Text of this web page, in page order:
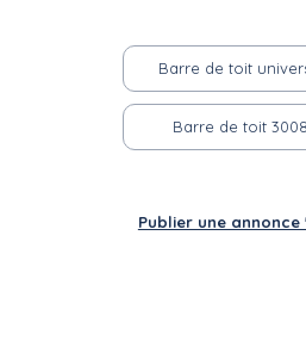
Barre de toit
Barre de toit 3008
Publier une